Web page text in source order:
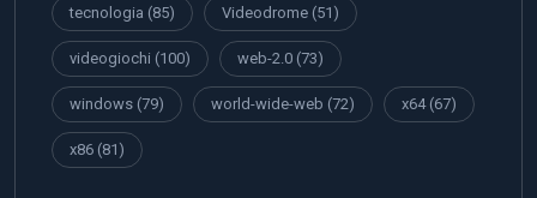
tecnologia (85) Videodrome (51)
videogiochi (100) web-2.0 (73)
windows (79) world-wide-web (72) x64(67)
x86 (81)